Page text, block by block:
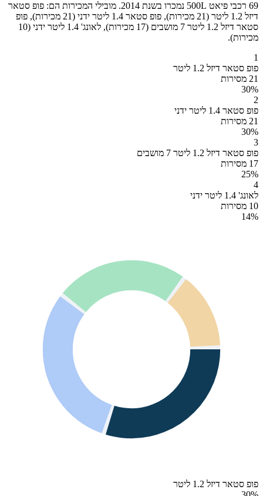
69 רכבי פיאט 500L נמכרו בשנת 2014. מובילי המכירות הם: פופ סטאר
דיזל 1.2 ליטר (21 מכירות), פופ סטאר 1.4 ליטר ידני (21 מכירות), פופ
סטאר דיזל 1.2 ליטר 7 מושבים (17 מכירות), לאונג' 1.4 ליטר ידני (10
מכירות).
1
פופ סטאר דיזל 1.2 ליטר
21 מסירות
30%
2
פופ סטאר 1.4 ליטר ידני
21 מסירות
30%
3
פופ סטאר דיזל 1.2 ליטר 7 מושבים
17 מסירות
25%
4
לאונג' 1.4 ליטר ידני
10 מסירות
14%
פופ סטאר דיזל 1.2 ליטר